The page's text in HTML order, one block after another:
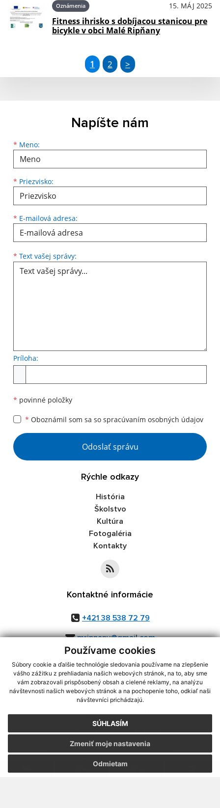
Používame cookies
Súbory cookie a ďalšie technológie sledovania používame na zlepšenie
vášho zážitku z prehliadania našich webových stránok, na to, aby sme
vám zobrazovali prispôsobený obsah a cielené reklamy, na analýzu
návštevnosti našich webových stránok a na pochopenie toho, odkiaľ naši
návštevníci prichádzajú.
SÚHLASÍM
Odmietam
Zmeniť moje nastavenia
Oznámenia 15. MÁJ 2025
Fitness ihrisko s dobíjacou stanicou pre
bicykle v obci Malé Ripňany
1 2 >
Napíšte nám
* Meno:
Meno
* Priezvisko:
Priezvisko
* E-mailová adresa:
E-mailová adresa
* Text vašej správy:
Príloha:
* povinné položky
* Oboznámil som sa so spracúvaním osobných údajov
Google reCaptcha Response
Odoslať správu
Rýchle odkazy
História
Školstvo
Kultúra
Fotogaléria
Kontakty
Kontaktné informácie
+421 38 538 72 79
mripnany@gmail.com
využite možnosť získavania aktuálnych informácií s využitím RSS
CMS systém (redakčný) systém ECHELON 2,Mapa stránok,web portál
webex.digital, s.r.o.,domény,registrácia domény
Posledná aktualizácia:06.08.2026
Vytlačiť stránku|Vyhlásenie o prístupnosti